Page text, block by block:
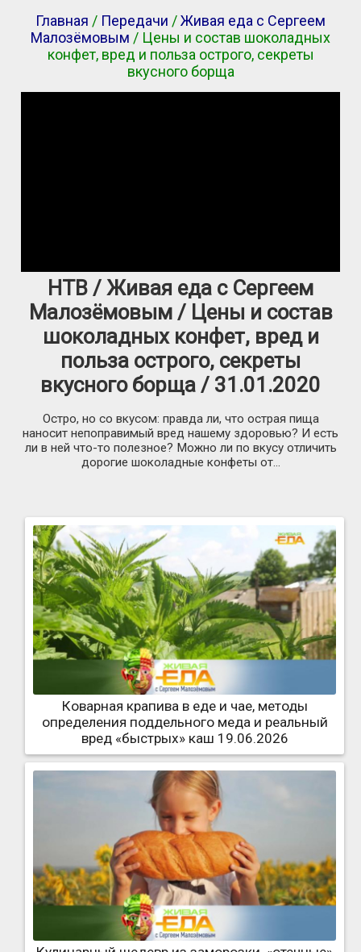
Главная / Передачи /Живая еда с Сергеем
Малозёмовым / Цены и состав шоколадных
конфет, вред и польза острого, секреты
вкусного борща
НТВ / Живая еда с Сергеем
Малозёмовым / Цены и состав
шоколадных конфет, вред и
польза острого, секреты
вкусного борща / 31.01.2020
Остро, но со вкусом: правда ли, что острая пища
наносит непоправимый вред нашему здоровью? И есть
ли в ней что-то полезное? Можно ли по вкусу отличить
дорогие шоколадные конфеты от...
Коварная крапива в еде и чае, методы
определения поддельного меда и реальный
вред «быстрых» каш 19.06.2026